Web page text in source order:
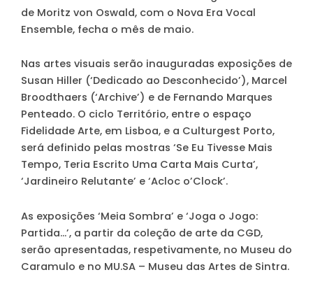
de Moritz von Oswald, com o Nova Era Vocal
Ensemble, fecha o mês de maio.
Nas artes visuais serão inauguradas exposições de
Susan Hiller (‘Dedicado ao Desconhecido’), Marcel
Broodthaers (‘Archive’) e de Fernando Marques
Penteado. O ciclo Território, entre o espaço
Fidelidade Arte, em Lisboa, e a Culturgest Porto,
será definido pelas mostras ‘Se Eu Tivesse Mais
Tempo, Teria Escrito Uma Carta Mais Curta’,
‘Jardineiro Relutante’ e ‘Acloc o’Clock’.
As exposições ‘Meia Sombra’ e ‘Joga o Jogo:
Partida…’, a partir da coleção de arte da CGD,
serão apresentadas, respetivamente, no Museu do
Caramulo e no MU.SA – Museu das Artes de Sintra.